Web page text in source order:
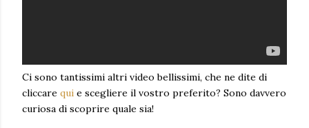
Ci sono tantissimi altri video bellissimi, che ne dite di
cliccare qui e scegliere il vostro preferito? Sono davvero
curiosa di scoprire quale sia!